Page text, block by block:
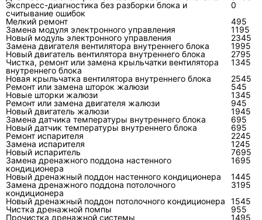
проверяют поддон и
контрольного
Наружный
теплообме
нник
Удаляют пух, пыль и
плотные загрязнения
Проходимость
состояние ламелей
Электрика
и
автоматика
Осматривают клеммы,
кабели, датчики и
плату
Напряжение, ток,
коды ошибок
Нужна ли заправка при каждом
обслуживании?
Нет. Исправный герметичный контур не
расходует хладагент как топливо. Заправка
нужна после подтверждённой утечки, ремонта
Экспресс-диагностика без разборки блока и
считывание ошибок
0
Мелкий ремонт
495
Замена модуля электронного управления
1195
Новый модуль электронного управления
2345
Замена двигателя вентилятора внутреннего блока
1995
Новый двигатель вентилятора внутреннего блока
2795
Чистка, ремонт или замена крыльчатки вентилятора
внутреннего блока
1345
Новая крыльчатка вентилятора внутреннего блока
2545
Ремонт или замена шторок жалюзи
545
Новые шторки жалюзи
1345
Ремонт или замена двигателя жалюзи
945
Новый двигатель жалюзи
1945
Замена датчика температуры внутреннего блока
695
Новый датчик температуры внутреннего блока
695
Ремонт испарителя
2245
Замена испарителя
1245
Новый испаритель
7695
Замена дренажного поддона настенного
кондиционера
1695
Новый дренажный поддон настенного кондиционера
1445
Замена дренажного поддона потолочного
кондиционера
3195
Новый дренажный поддон потолочного кондиционера
1545
Чистка дренажной помпы
955
Прочистка дренажной системы
1495